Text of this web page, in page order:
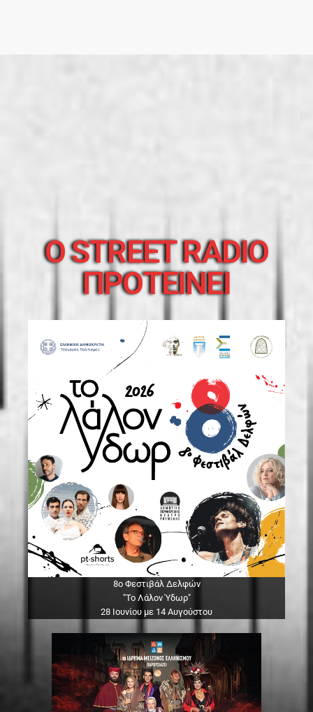
O STREET RADIO
ΠΡΟΤΕΙΝΕΙ
8ο Φεστιβάλ Δελφών
"Το Λάλον Ύδωρ"
28 Ιουνίου με 14 Αυγούστου